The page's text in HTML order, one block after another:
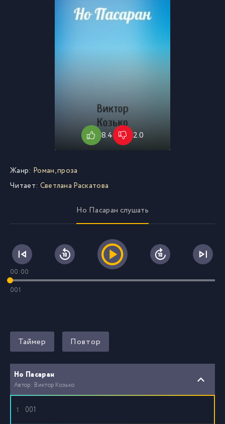
8.4 2.0
Жанр: Роман, проза
Читает: Светлана Раскатова
Но Пасаран слушать
00:00
001
Таймер Повтор
Но Пасаран
Автор: Виктор Козько
1 001